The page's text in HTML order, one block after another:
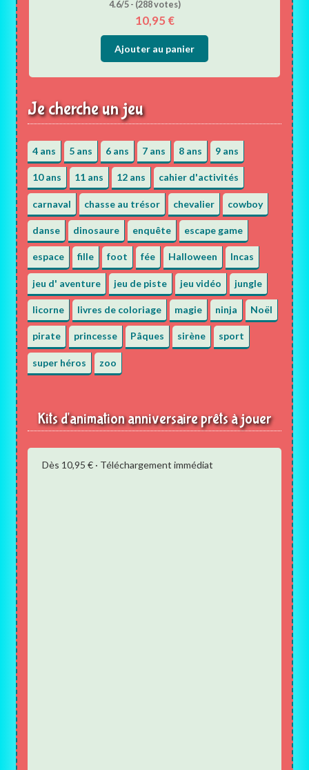
4.6/5 - (288 votes)
10,95 €
Ajouter au panier
Je cherche un jeu
4 ans 5 ans 6 ans 7 ans 8 ans 9 ans
10 ans 11 ans 12 ans cahier d'activités
carnaval chasse au trésor chevalier cowboy
danse dinosaure enquête escape game
espace fille foot fée Halloween Incas
jeu d' aventure jeu de piste jeu vidéo jungle
licorne livres de coloriage magie ninja Noël
pirate princesse Pâques sirène sport
super héros zoo
Kits d'animation anniversaire prêts à jouer
Dès 10,95 € · Téléchargement immédiat